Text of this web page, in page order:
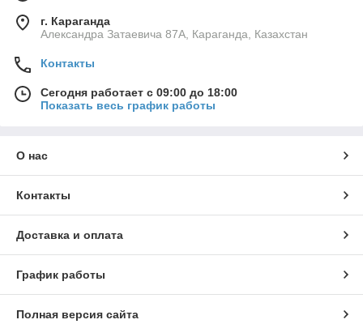
г. Караганда
Александра Затаевича 87А, Караганда, Казахстан
Контакты
Сегодня работает с 09:00 до 18:00
Показать весь график работы
О нас
Контакты
Доставка и оплата
График работы
Полная версия сайта